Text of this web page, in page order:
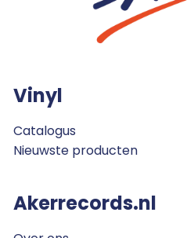
Vinyl
Catalogus
Nieuwste producten
Akerrecords.nl